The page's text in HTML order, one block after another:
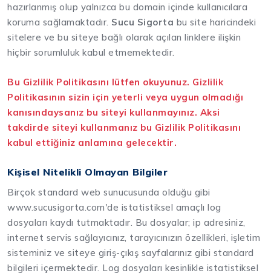
hazırlanmış olup yalnızca bu domain içinde kullanıcılara
koruma sağlamaktadır. Sucu Sigorta bu site haricindeki
sitelere ve bu siteye bağlı olarak açılan linklere ilişkin
hiçbir sorumluluk kabul etmemektedir.
Bu Gizlilik Politikasını lütfen okuyunuz. Gizlilik
Politikasının sizin için yeterli veya uygun olmadığı
kanısındaysanız bu siteyi kullanmayınız. Aksi
takdirde siteyi kullanmanız bu Gizlilik Politikasını
kabul ettiğiniz anlamına gelecektir.
Kişisel Nitelikli Olmayan Bilgiler
Birçok standard web sunucusunda olduğu gibi
www.sucusigorta.com'de istatistiksel amaçlı log
dosyaları kaydı tutmaktadır. Bu dosyalar; ip adresiniz,
internet servis sağlayıcınız, tarayıcınızın özellikleri, işletim
sisteminiz ve siteye giriş-çıkış sayfalarınız gibi standard
bilgileri içermektedir. Log dosyaları kesinlikle istatistiksel